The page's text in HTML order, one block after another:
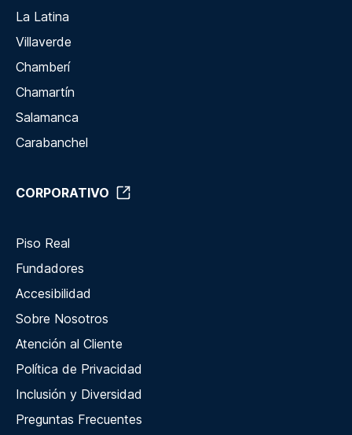
La Latina
Villaverde
Chamberí
Chamartín
Salamanca
Carabanchel
CORPORATIVO
Piso Real
Fundadores
Accesibilidad
Sobre Nosotros
Atención al Cliente
Política de Privacidad
Inclusión y Diversidad
Preguntas Frecuentes